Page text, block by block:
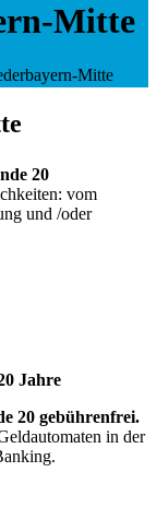
Mitte
Mitte
20
vom
und /oder
Jahre
20 gebührenfrei.
in der